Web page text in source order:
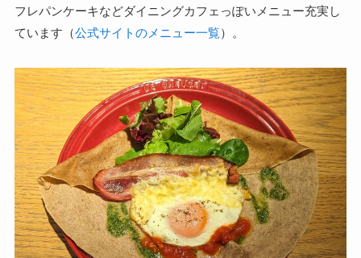
フレパンケーキなどダイニングカフェっぽいメニュー充実し
ています（公式サイトのメニュー一覧）。